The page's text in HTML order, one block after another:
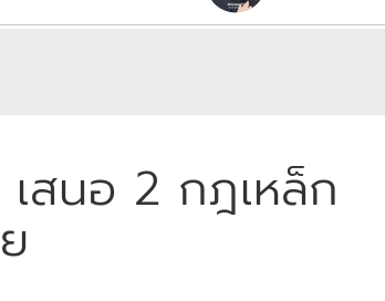
สนอ 2 กฎเหล็ก